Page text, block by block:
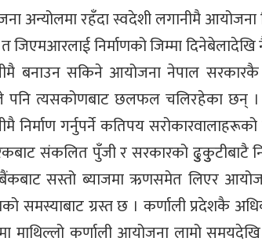
अन्योलमा रहँदा स्वदेशी लगानीमै
जिएमआरलाई निर्माणको जिम्मा
बनाउन सकिने आयोजना नेपाल सरकारकै
पनि त्यसकोणबाट छलफल चलिरहेका छन् ।
निर्माण गर्नुपर्ने कतिपय
संकलित पुँजी र सरकारको ढुुकुुटीबाटै
बैंकबाट सस्तो ब्याजमा ऋणसमेत लिएर
समस्याबाट ग्रस्त छ । कर्णाली प्रदेशकै
माथिल्लो कर्णाली आयोजना लामो